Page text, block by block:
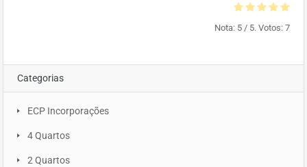
Nota: 5 / 5. Votos: 7
Categorias
ECP Incorporações
4 Quartos
2 Quartos